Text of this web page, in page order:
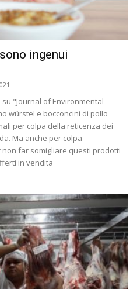
ingenui
"Journal of Environmental
würstel e bocconcini di pollo
per colpa della reticenza dei
Ma anche per colpa
far somigliare questi prodotti
in vendita